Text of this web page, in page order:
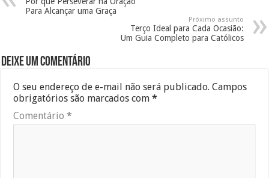
Para Alcançar uma Graça
Próximo assunto
Terço Ideal para Cada Ocasião:
Um Guia Completo para Católicos
Deixe um comentário
O seu endereço de e-mail não será publicado. Campos
obrigatórios são marcados com*
Comentário*